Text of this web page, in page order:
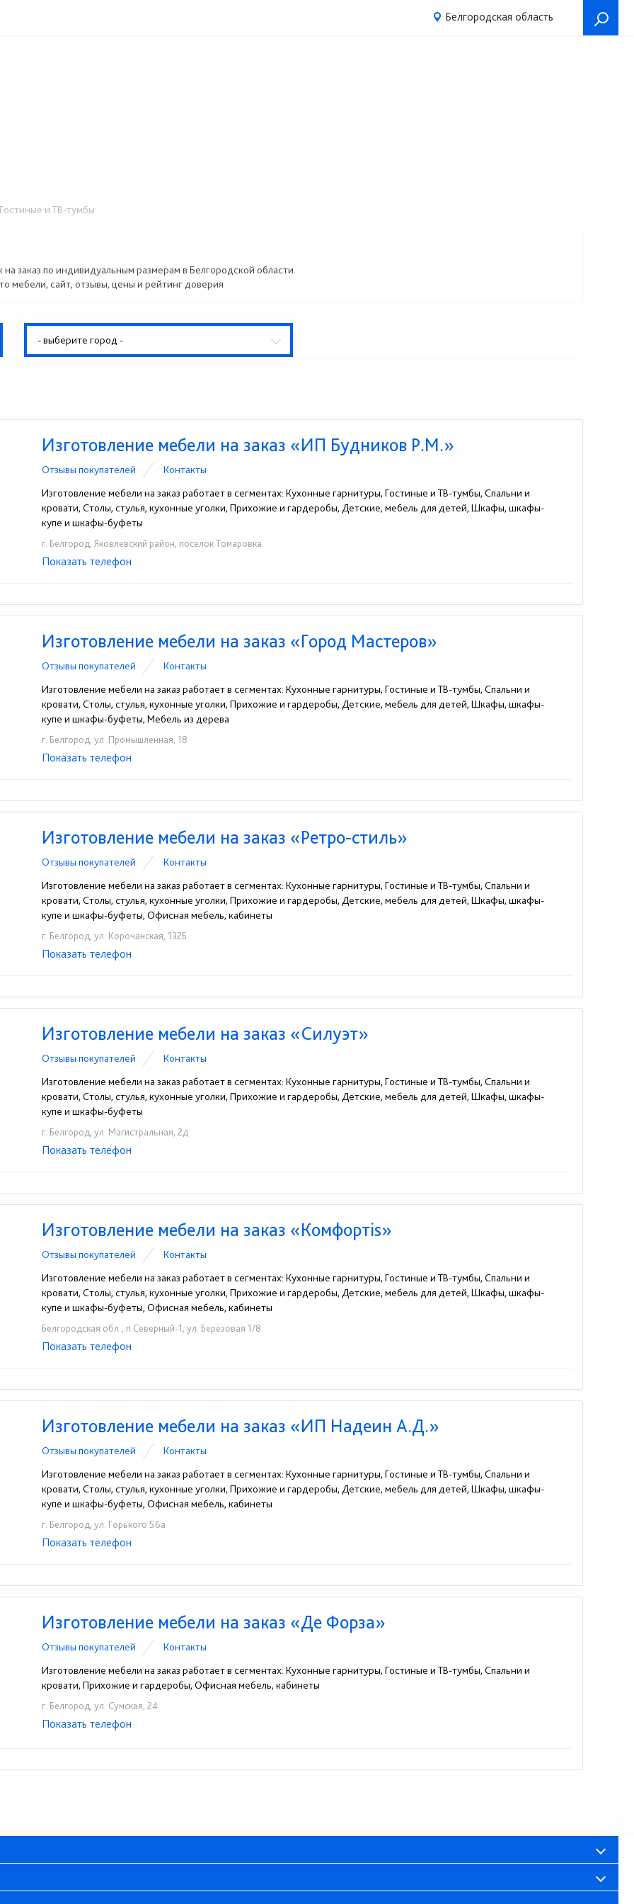
Белгородская область
и ТВ-тумбы
заказ по индивидуальным размерам в Белгородской области.
мебели, сайт, отзывы, цены и рейтинг доверия
- выберите город -
Изготовление мебели на заказ «ИП Будников Р.М.»
Отзывы покупателей
Контакты
Изготовление мебели на заказ работает в сегментах: Кухонные гарнитуры, Гостиные и ТВ-тумбы, Спальни и
кровати, Столы, стулья, кухонные уголки, Прихожие и гардеробы, Детские, мебель для детей, Шкафы, шкафы-
купе и шкафы-буфеты
г. Белгород, Яковлевский район, поселок Томаровка
☎+7-910-325-53-86
Показать телефон
Изготовление мебели на заказ «Город Мастеров»
Отзывы покупателей
Контакты
Изготовление мебели на заказ работает в сегментах: Кухонные гарнитуры, Гостиные и ТВ-тумбы, Спальни и
кровати, Столы, стулья, кухонные уголки, Прихожие и гардеробы, Детские, мебель для детей, Шкафы, шкафы-
купе и шкафы-буфеты, Мебель из дерева
г. Белгород, ул. Промышленная, 18
☎+7-960-628-04-54
Показать телефон
Изготовление мебели на заказ «Ретро-стиль»
Отзывы покупателей
Контакты
Изготовление мебели на заказ работает в сегментах: Кухонные гарнитуры, Гостиные и ТВ-тумбы, Спальни и
кровати, Столы, стулья, кухонные уголки, Прихожие и гардеробы, Детские, мебель для детей, Шкафы, шкафы-
купе и шкафы-буфеты, Офисная мебель, кабинеты
г. Белгород, ул. Корочанская, 132Б
☎+7(4722)21-51-80
Показать телефон
Изготовление мебели на заказ «Силуэт»
Отзывы покупателей
Контакты
Изготовление мебели на заказ работает в сегментах: Кухонные гарнитуры, Гостиные и ТВ-тумбы, Спальни и
кровати, Столы, стулья, кухонные уголки, Прихожие и гардеробы, Детские, мебель для детей, Шкафы, шкафы-
купе и шкафы-буфеты
г. Белгород, ул. Магистральная, 2д
☎+7-910-741-42-86
Показать телефон
Изготовление мебели на заказ «Комфортis»
Отзывы покупателей
Контакты
Изготовление мебели на заказ работает в сегментах: Кухонные гарнитуры, Гостиные и ТВ-тумбы, Спальни и
кровати, Столы, стулья, кухонные уголки, Прихожие и гардеробы, Детские, мебель для детей, Шкафы, шкафы-
купе и шкафы-буфеты, Офисная мебель, кабинеты
Белгородская обл., п.Северный-1, ул. Берёзовая 1/8
☎+7(4722)20-25-51
Показать телефон
Изготовление мебели на заказ «ИП Надеин А.Д.»
Отзывы покупателей
Контакты
Изготовление мебели на заказ работает в сегментах: Кухонные гарнитуры, Гостиные и ТВ-тумбы, Спальни и
кровати, Столы, стулья, кухонные уголки, Прихожие и гардеробы, Детские, мебель для детей, Шкафы, шкафы-
купе и шкафы-буфеты, Офисная мебель, кабинеты
г. Белгород, ул. Горького 56а
☎+7-903-642-53-39
Показать телефон
Изготовление мебели на заказ «Де Форза»
Отзывы покупателей
Контакты
Изготовление мебели на заказ работает в сегментах: Кухонные гарнитуры, Гостиные и ТВ-тумбы, Спальни и
кровати, Прихожие и гардеробы, Офисная мебель, кабинеты
г. Белгород, ул. Сумская, 24
☎+7(4722)22-73-43
Показать телефон